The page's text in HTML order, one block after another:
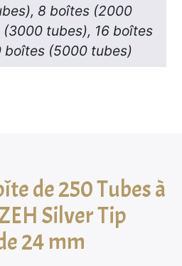
8 boîtes (2000
tubes), 16 boîtes
boîtes (5000 tubes)
de 250 Tubes à
Silver Tip
24 mm